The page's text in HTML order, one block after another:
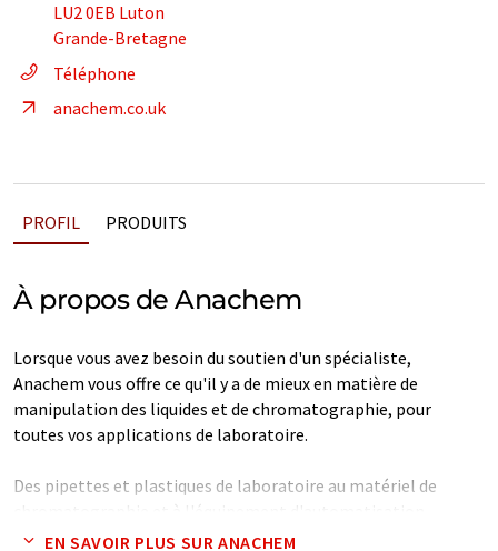
LU2 0EB Luton
Grande-Bretagne
Téléphone
anachem.co.uk
PROFIL PRODUITS
À propos de Anachem
Lorsque vous avez besoin du soutien d'un spécialiste,
Anachem vous offre ce qu'il y a de mieux en matière de
manipulation des liquides et de chromatographie, pour
toutes vos applications de laboratoire.
Des pipettes et plastiques de laboratoire au matériel de
Anachem excelle à vous offrir une plus grande précision, une
EN SAVOIR PLUS SUR ANACHEM